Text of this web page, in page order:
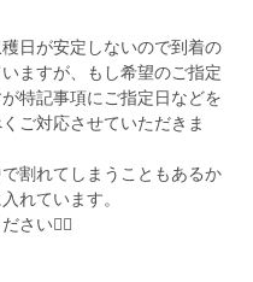
日が安定しないので到着の
ますが、もし希望のご指定
特記事項にご指定日などを
ご対応させていただきま
割れてしまうこともあるか
れています。
さい🙇‍♂️